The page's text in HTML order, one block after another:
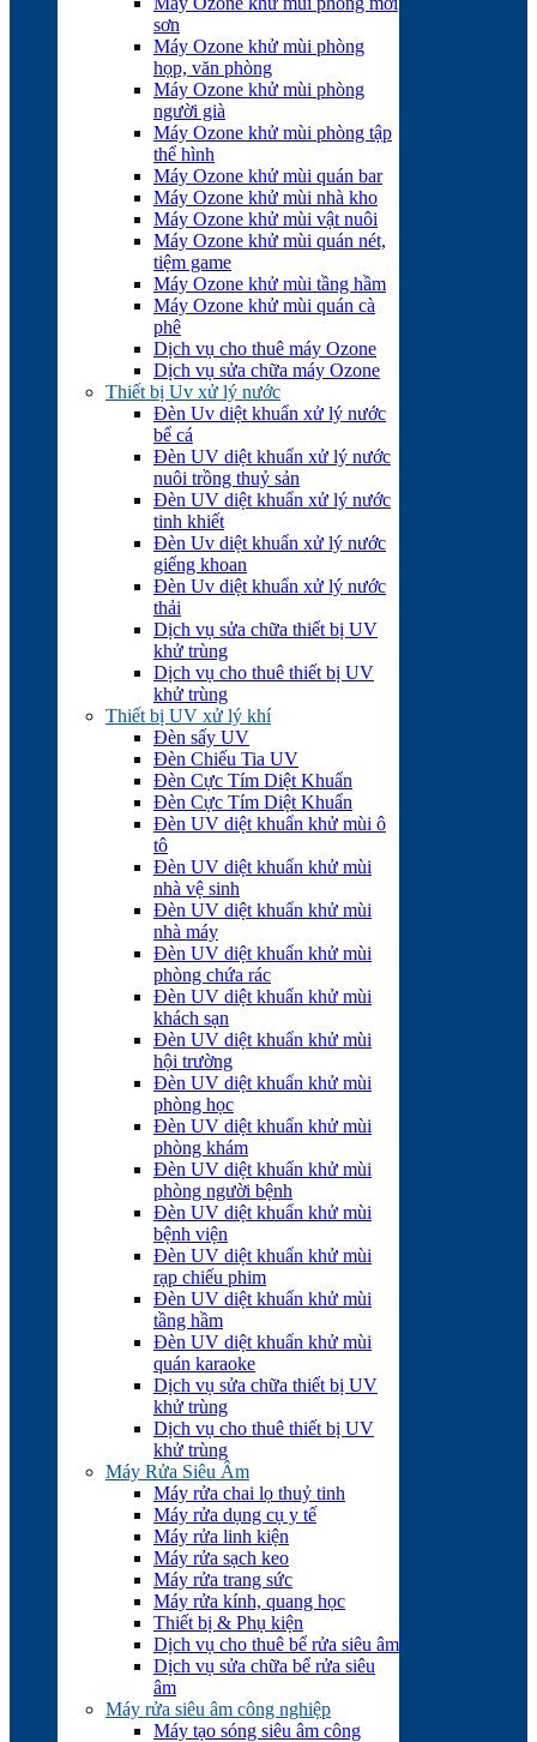
sơn
Máy Ozone khử mùi phòng
họp, văn phòng
Máy Ozone khử mùi phòng
người già
Máy Ozone khử mùi phòng tập
thể hình
Máy Ozone khử mùi quán bar
Máy Ozone khử mùi nhà kho
Máy Ozone khử mùi vật nuôi
Máy Ozone khử mùi quán nét,
tiệm game
Máy Ozone khử mùi tầng hầm
Máy Ozone khử mùi quán cà
phê
Dịch vụ cho thuê máy Ozone
Dịch vụ sửa chữa máy Ozone
Thiết bị Uv xử lý nước
Đèn Uv diệt khuẩn xử lý nước
bể cá
Đèn UV diệt khuẩn xử lý nước
nuôi trồng thuỷ sản
Đèn UV diệt khuẩn xử lý nước
tinh khiết
Đèn Uv diệt khuẩn xử lý nước
giếng khoan
Đèn Uv diệt khuẩn xử lý nước
thải
Dịch vụ sửa chữa thiết bị UV
khử trùng
Dịch vụ cho thuê thiết bị UV
khử trùng
Thiết bị UV xử lý khí
Đèn sấy UV
Đèn Chiếu Tia UV
Đèn Cực Tím Diệt Khuẩn
Đèn Cực Tím Diệt Khuẩn
Đèn UV diệt khuẩn khử mùi ô
tô
Đèn UV diệt khuẩn khử mùi
nhà vệ sinh
Đèn UV diệt khuẩn khử mùi
nhà máy
Đèn UV diệt khuẩn khử mùi
phòng chứa rác
Đèn UV diệt khuẩn khử mùi
khách sạn
Đèn UV diệt khuẩn khử mùi
hội trường
Đèn UV diệt khuẩn khử mùi
phòng học
Đèn UV diệt khuẩn khử mùi
phòng khám
Đèn UV diệt khuẩn khử mùi
phòng người bệnh
Đèn UV diệt khuẩn khử mùi
bệnh viện
Đèn UV diệt khuẩn khử mùi
rạp chiếu phim
Đèn UV diệt khuẩn khử mùi
tầng hầm
Đèn UV diệt khuẩn khử mùi
quán karaoke
Dịch vụ sửa chữa thiết bị UV
khử trùng
Dịch vụ cho thuê thiết bị UV
khử trùng
Máy Rửa Siêu Âm
Máy rửa chai lọ thuỷ tinh
Máy rửa dụng cụ y tế
Máy rửa linh kiện
Máy rửa sạch keo
Máy rửa trang sức
Máy rửa kính, quang học
Thiết bị & Phụ kiện
Dịch vụ cho thuê bể rửa siêu âm
Dịch vụ sửa chữa bể rửa siêu
âm
Máy rửa siêu âm công nghiệp
Máy tạo sóng siêu âm công